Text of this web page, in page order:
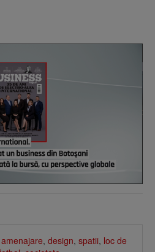
amenajare, design, spatii, loc de